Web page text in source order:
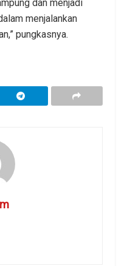
dan menjadi
menjalankan
pungkasnya.